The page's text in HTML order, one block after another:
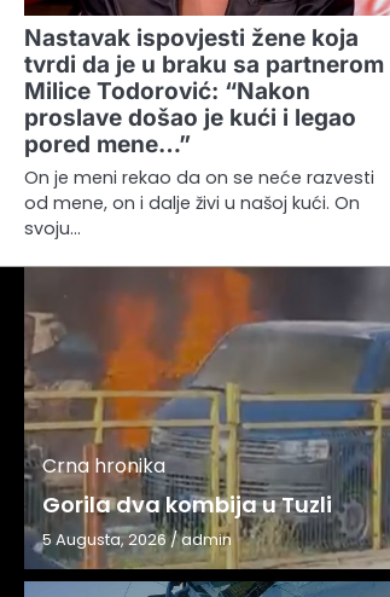
Nastavak ispovjesti žene koja
tvrdi da je u braku sa partnerom
Milice Todorović: “Nakon
proslave došao je kući i legao
pored mene…”
On je meni rekao da on se neće razvesti
od mene, on i dalje živi u našoj kući. On
svoju…
Crna hronika
Gorila dva kombija u Tuzli
5 Augusta, 2026/admin